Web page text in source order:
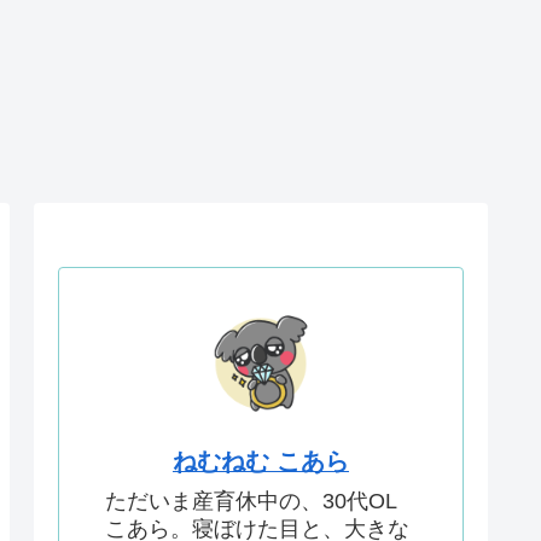
ねむねむ こあら
ただいま産育休中の、30代OL
こあら。寝ぼけた目と、大きな